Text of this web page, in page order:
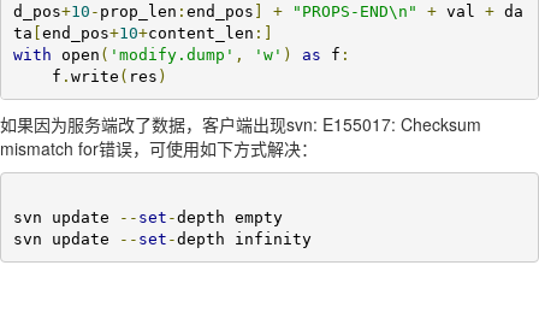
d_pos+10 - prop_len : end_pos ] + "PROPS-END\n" + val + da
ta [end_pos+10+content_len :]
with open ( 'modify.dump' , 'w' ) as f :
    f
. write ( res )
如果因为服务端改了数据，客户端出现svn: E155017: Checksum
mismatch for错误，可使用如下方式解决：
svn update -- set -depth empty
svn update
-- set -depth infinity